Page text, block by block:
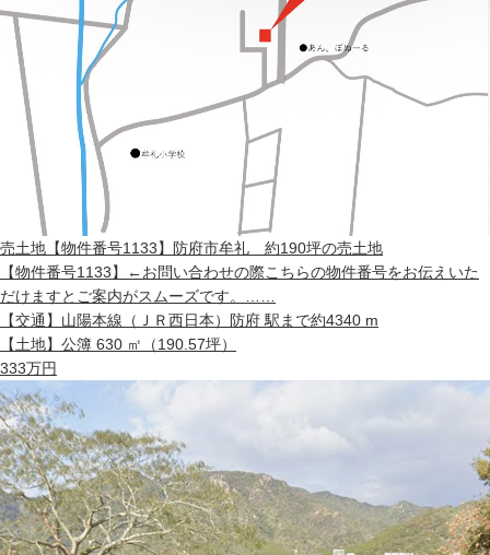
売土地 【物件番号1133】防府市牟礼 約190坪の売土地
【物件番号1133】←お問い合わせの際こちらの物件番号をお伝えいた
だけますとご案内がスムーズです。……
【交通】 山陽本線（ＪＲ西日本）防府 駅まで約4340 m
【土地】 公簿 630 ㎡（190.57坪）
333万円